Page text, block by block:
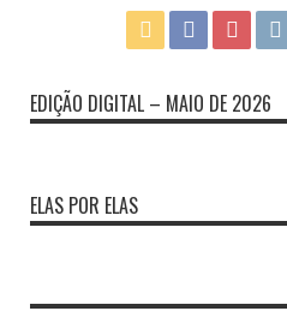
EDIÇÃO DIGITAL – MAIO DE 2026
ELAS POR ELAS